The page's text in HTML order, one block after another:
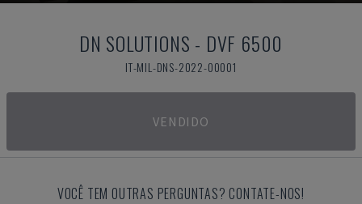
DN SOLUTIONS - DVF 6500
IT-MIL-DNS-2022-00001
VENDIDO
VOCÊ TEM OUTRAS PERGUNTAS? CONTATE-NOS!